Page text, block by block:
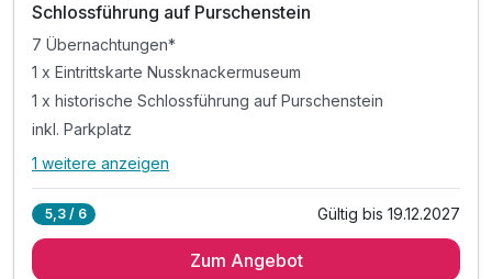
Schlossführung auf Purschenstein
7 Übernachtungen*
1 x Eintrittskarte Nussknackermuseum
1 x historische Schlossführung auf Purschenstein
inkl. Parkplatz
Alle Inklusivleistungen
1 x Eintrittskarte Nussknackermuseum
1 weitere anzeigen
5,3 / 6 Gültig bis 19.12.2027
Zum Angebot